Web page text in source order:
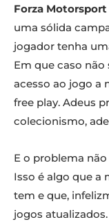
Forza Motorsport
uma sólida
jogador tenha
Em que caso não
acesso ao jogo a
free play. Adeus
colecionismo,
E o problema
Isso é algo que a
tem e que,
jogos